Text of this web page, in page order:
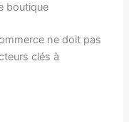
boutique
ne doit pas
clés à